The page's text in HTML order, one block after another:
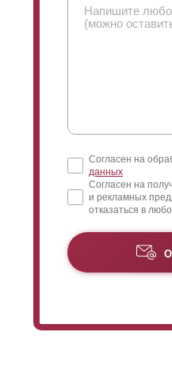
Согласен на
данных
Согласен на
и рекламных
отказаться в